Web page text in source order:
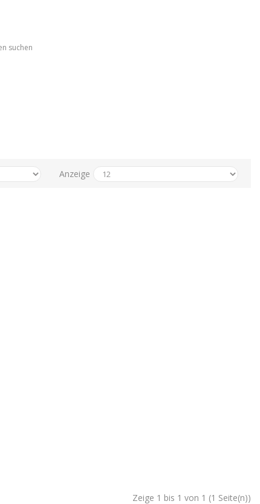
suchen
Anzeige
Zeige 1 bis 1 von 1 (1 Seite(n))